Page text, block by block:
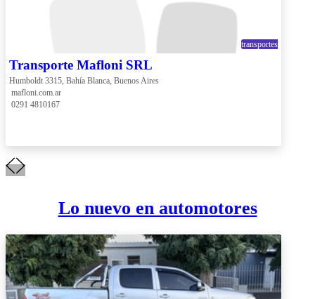
transportes
Transporte Mafloni SRL
Humboldt 3315, Bahía Blanca, Buenos Aires
mafloni.com.ar
0291 4810167
Lo nuevo en automotores